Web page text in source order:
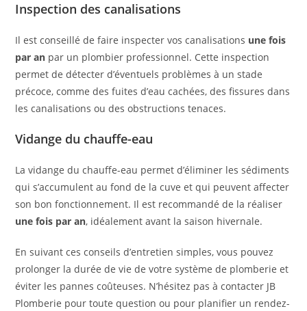
Inspection des canalisations
Il est conseillé de faire inspecter vos canalisations une fois
par an par un plombier professionnel. Cette inspection
permet de détecter d’éventuels problèmes à un stade
précoce, comme des fuites d’eau cachées, des fissures dans
les canalisations ou des obstructions tenaces.
Vidange du chauffe-eau
La vidange du chauffe-eau permet d’éliminer les sédiments
qui s’accumulent au fond de la cuve et qui peuvent affecter
son bon fonctionnement. Il est recommandé de la réaliser
une fois par an, idéalement avant la saison hivernale.
En suivant ces conseils d’entretien simples, vous pouvez
prolonger la durée de vie de votre système de plomberie et
éviter les pannes coûteuses. N’hésitez pas à contacter JB
Plomberie pour toute question ou pour planifier un rendez-